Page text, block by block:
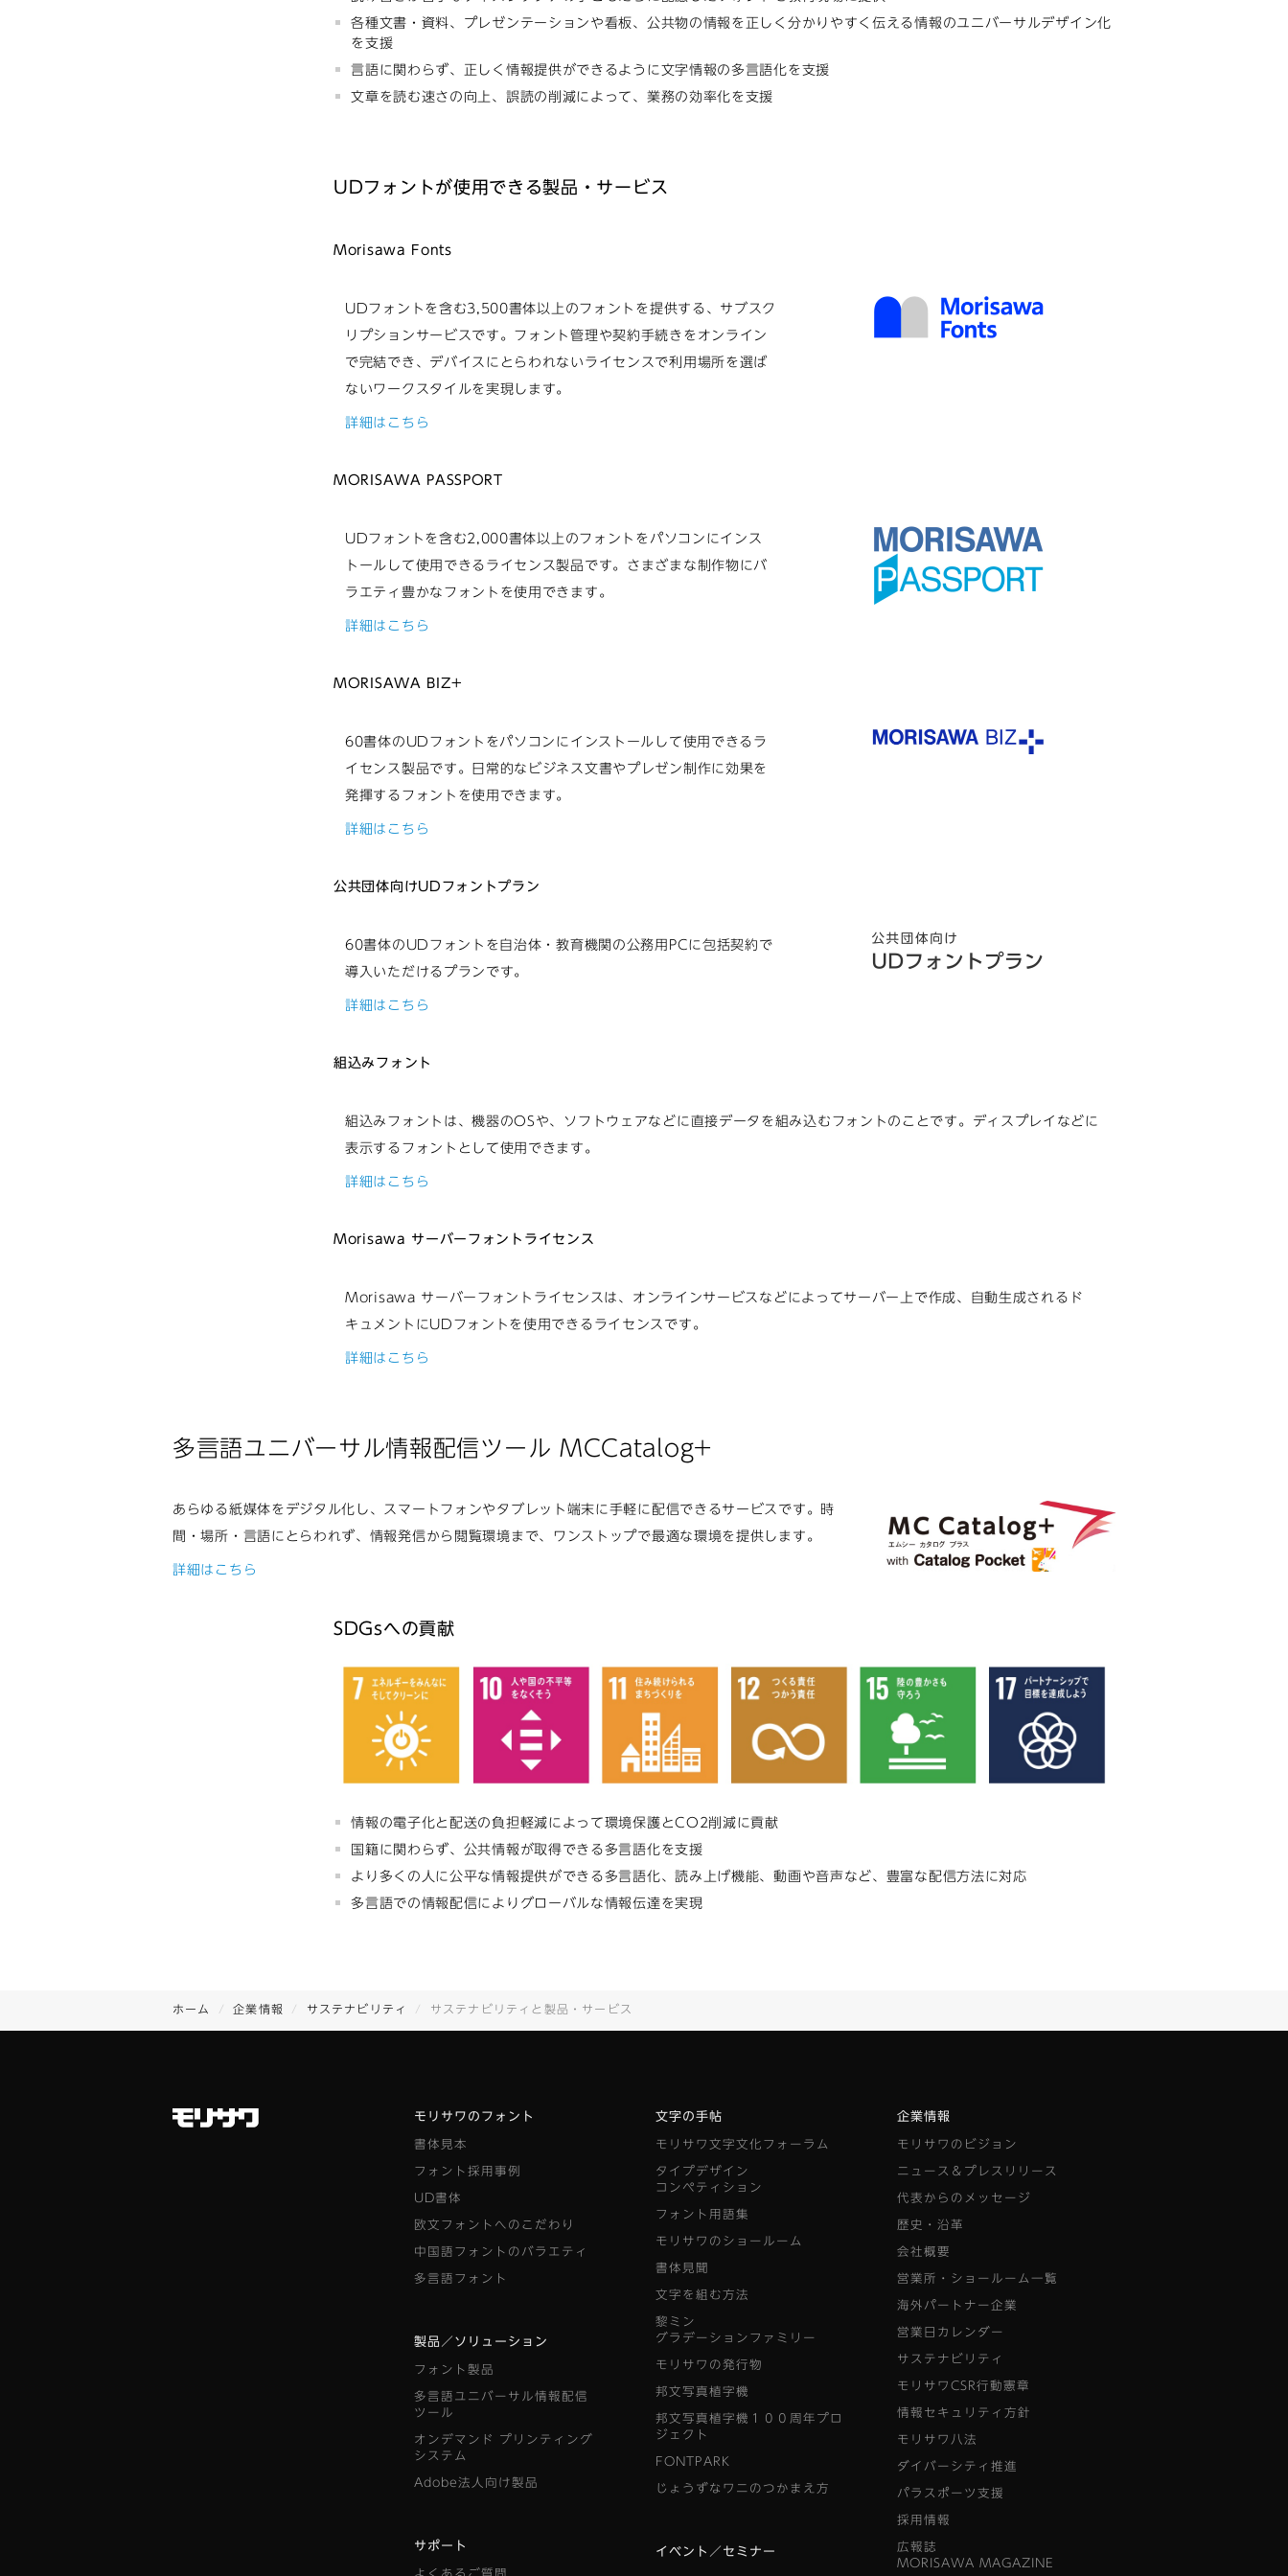
各種文書・資料、プレゼンテーションや看板、公共物の情報を正しく分かりやすく伝える情報のユニバーサルデザイン化
を支援
言語に関わらず、正しく情報提供ができるように文字情報の多言語化を支援
文章を読む速さの向上、誤読の削減によって、業務の効率化を支援
UDフォントが使用できる製品・サービス
Morisawa Fonts
UDフォントを含む3,500書体以上のフォントを提供する、サブスク
リプションサービスです。フォント管理や契約手続きをオンライン
で完結でき、デバイスにとらわれないライセンスで利用場所を選ば
ないワークスタイルを実現します。
詳細はこちら
MORISAWA PASSPORT
UDフォントを含む2,000書体以上のフォントをパソコンにインス
トールして使用できるライセンス製品です。さまざまな制作物にバ
ラエティ豊かなフォントを使用できます。
詳細はこちら
MORISAWA BIZ+
60書体のUDフォントをパソコンにインストールして使用できるラ
イセンス製品です。日常的なビジネス文書やプレゼン制作に効果を
発揮するフォントを使用できます。
詳細はこちら
公共団体向けUDフォントプラン
60書体のUDフォントを自治体・教育機関の公務用PCに包括契約で
導入いただけるプランです。
詳細はこちら
組込みフォント
組込みフォントは、機器のOSや、ソフトウェアなどに直接データを組み込むフォントのことです。ディスプレイなどに
表示するフォントとして使用できます。
詳細はこちら
Morisawa サーバーフォントライセンス
Morisawa サーバーフォントライセンスは、オンラインサービスなどによってサーバー上で作成、自動生成されるド
キュメントにUDフォントを使用できるライセンスです。
詳細はこちら
多言語ユニバーサル情報配信ツール MCCatalog+
あらゆる紙媒体をデジタル化し、スマートフォンやタブレット端末に手軽に配信できるサービスです。時
間・場所・言語にとらわれず、情報発信から閲覧環境まで、ワンストップで最適な環境を提供します。
詳細はこちら
SDGsへの貢献
情報の電子化と配送の負担軽減によって環境保護とCO2削減に貢献
国籍に関わらず、公共情報が取得できる多言語化を支援
より多くの人に公平な情報提供ができる多言語化、読み上げ機能、動画や音声など、豊富な配信方法に対応
多言語での情報配信によりグローバルな情報伝達を実現
ホーム 企業情報 サステナビリティ サステナビリティと製品・サービス
モリサワのフォント
書体見本
フォント採用事例
UD書体
欧文フォントへのこだわり
中国語フォントのバラエティ
多言語フォント
製品／ソリューション
フォント製品
多言語ユニバーサル情報配信
ツール
オンデマンド プリンティング
システム
Adobe法人向け製品
サポート
よくあるご質問
文字の手帖
モリサワ文字文化フォーラム
タイプデザイン
コンペティション
フォント用語集
モリサワのショールーム
書体見聞
文字を組む方法
黎ミン
グラデーションファミリー
モリサワの発行物
邦文写真植字機
邦文写真植字機１００周年プロ
ジェクト
FONTPARK
じょうずなワニのつかまえ方
イベント／セミナー
企業情報
モリサワのビジョン
ニュース＆プレスリリース
代表からのメッセージ
歴史・沿革
会社概要
営業所・ショールーム一覧
海外パートナー企業
営業日カレンダー
サステナビリティ
モリサワCSR行動憲章
情報セキュリティ方針
モリサワ八法
ダイバーシティ推進
パラスポーツ支援
採用情報
広報誌
MORISAWA MAGAZINE